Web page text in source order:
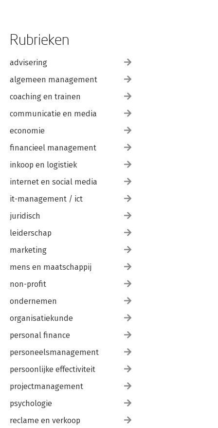
Rubrieken
advisering
algemeen management
coaching en trainen
communicatie en media
economie
financieel management
inkoop en logistiek
internet en social media
it-management / ict
juridisch
leiderschap
marketing
mens en maatschappij
non-profit
ondernemen
organisatiekunde
personal finance
personeelsmanagement
persoonlijke effectiviteit
projectmanagement
psychologie
reclame en verkoop